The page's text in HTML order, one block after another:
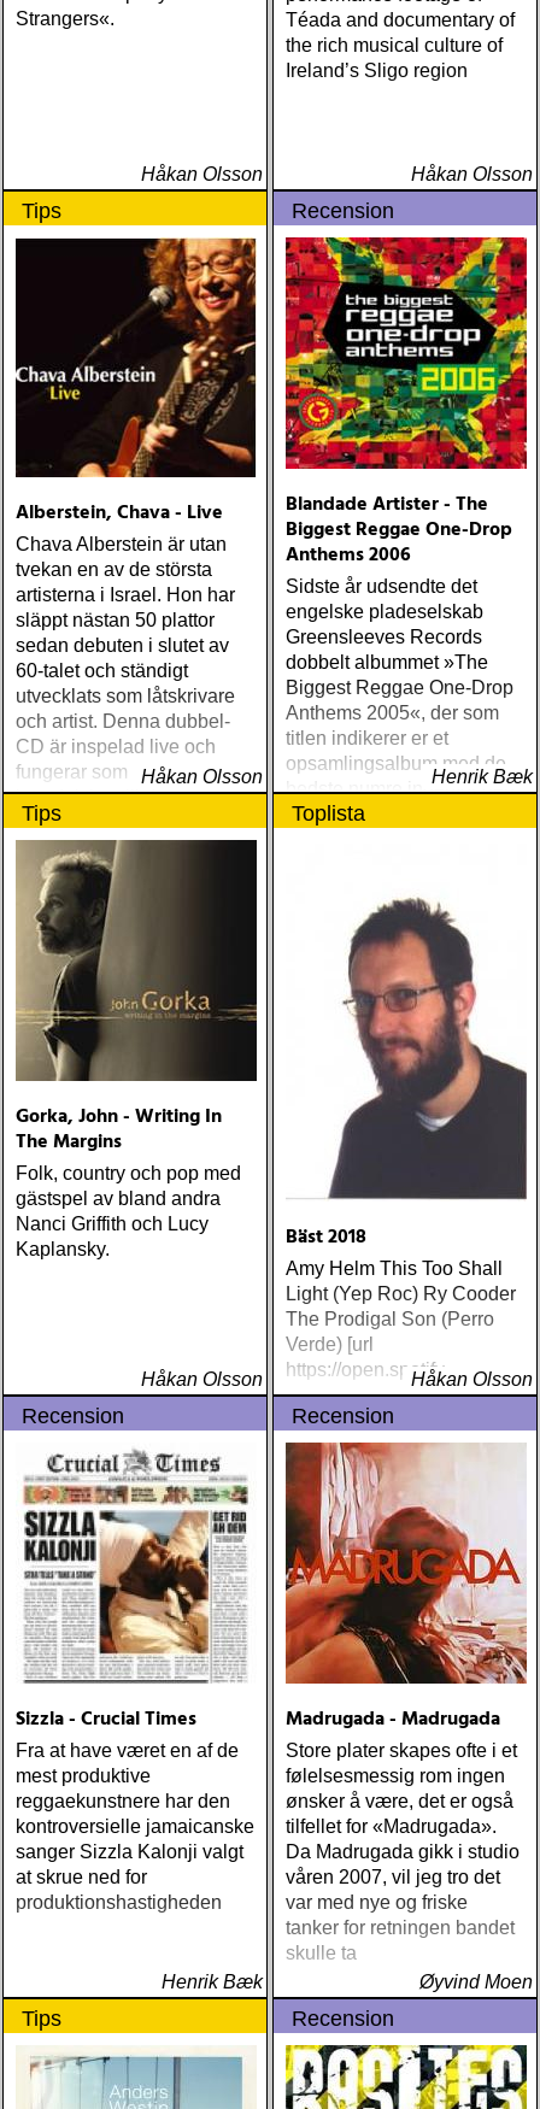
Strangers«.
Håkan Olsson
Téada and documentary of
the rich musical culture of
Ireland’s Sligo region
Håkan Olsson
Tips
Alberstein, Chava - Live
Chava Alberstein är utan
tvekan en av de största
artisterna i Israel. Hon har
släppt nästan 50 plattor
sedan debuten i slutet av
60-talet och ständigt
utvecklats som låtskrivare
och artist. Denna dubbel-
CD är inspelad live och
fungerar som en utmärkt
introduktion till denna
världsartist.
Håkan Olsson
Recension
Blandade Artister - The
Biggest Reggae One-Drop
Anthems 2006
Sidste år udsendte det
engelske pladeselskab
Greensleeves Records
dobbelt albummet »The
Biggest Reggae One-Drop
Anthems 2005«, der som
titlen indikerer er et
opsamlingsalbum med de
bedste numre indenfor den
populære reggaestil kaldet
Henrik Bæk
Tips
Gorka, John - Writing In
The Margins
Folk, country och pop med
gästspel av bland andra
Nanci Griffith och Lucy
Kaplansky.
Håkan Olsson
Toplista
Bäst 2018
Amy Helm This Too Shall
Light (Yep Roc) Ry Cooder
The Prodigal Son (Perro
Verde) [url
https://open.spotifyHåkan Olsson
Recension
Sizzla - Crucial Times
Fra at have været en af de
mest produktive
reggaekunstnere har den
kontroversielle jamaicanske
sanger Sizzla Kalonji valgt
at skrue ned for
produktionshastigheden
Henrik Bæk
Recension
Madrugada - Madrugada
Store plater skapes ofte i et
følelsesmessig rom ingen
ønsker å være, det er også
tilfellet for «Madrugada».
Da Madrugada gikk i studio
våren 2007, vil jeg tro det
var med nye og friske
tanker for retningen bandet
skulle ta
Øyvind Moen
Tips Recension